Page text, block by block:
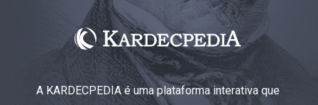
A KARDECPEDIA é uma plataforma interativa que